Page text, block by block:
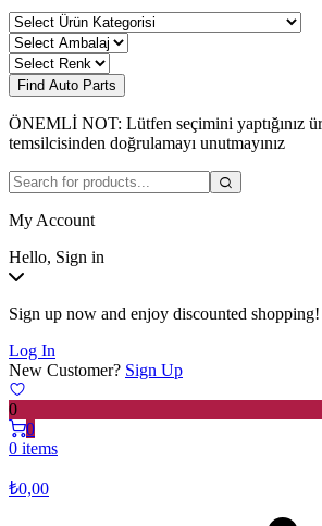
Find Auto Parts
ÖNEMLİ NOT: Lütfen seçimini yaptığınız
temsilcisinden doğrulamayı unutmayınız
My Account
Hello, Sign in
Sign up now and enjoy discounted shopping!
Log In
New Customer? Sign Up
0
0
0 items
₺0,00